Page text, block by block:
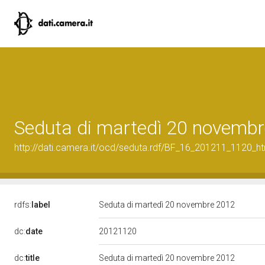
Seduta di martedì 20
http://dati.camera.it/ocd/seduta.rdf/
rdfs: label Seduta di martedì 20 novembre 2012
dc:date 20121120
dc:title Seduta di martedì 20 novembre 2012